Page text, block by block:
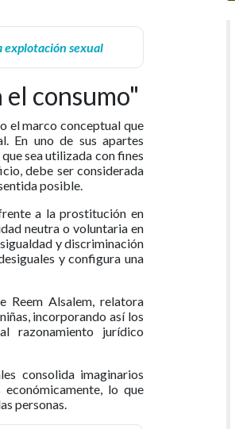
sexual
el consumo"
el marco conceptual que
En uno de sus apartes
sea utilizada con fines
debe ser considerada
posible.
a la prostitución en
neutra o voluntaria en
y discriminación
y configura una
Reem Alsalem, relatora
incorporando así los
razonamiento jurídico
consolida imaginarios
lo que
personas.